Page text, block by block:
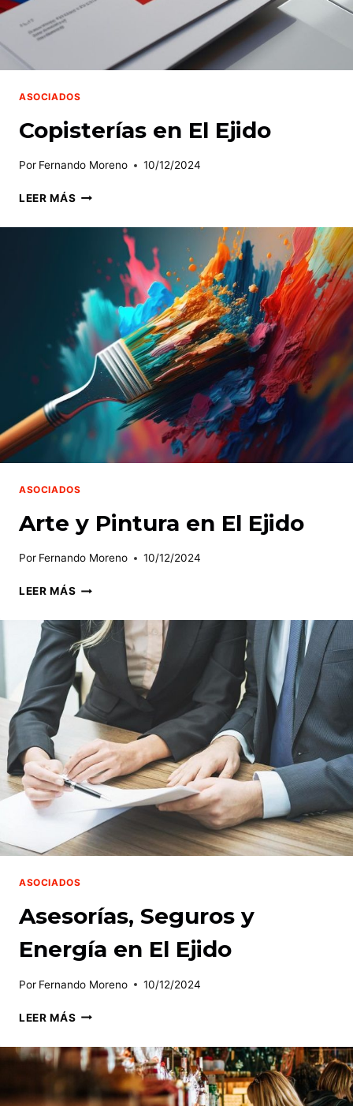
ASOCIADOS
Copisterías en El Ejido
Por Fernando Moreno 10/12/2024
LEER MÁS COPISTERÍAS
EL
ASOCIADOS
Arte y Pintura en El Ejido
Por Fernando Moreno 10/12/2024
LEER MÁS ARTE
PINTURA
EN
EL
EJIDO
ASOCIADOS
Asesorías, Seguros y
Energía en El Ejido
Por Fernando Moreno 10/12/2024
LEER MÁS ASESORÍAS,
Y
ENERGÍA
EL